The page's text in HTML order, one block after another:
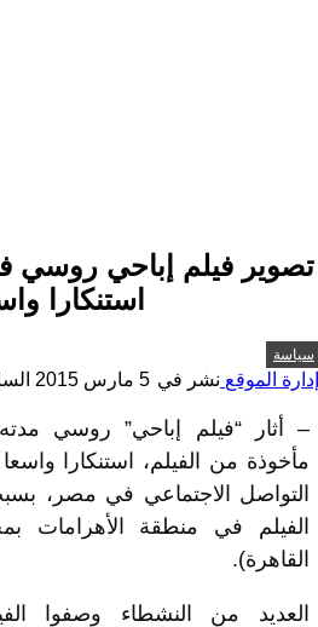
تصوير فيلم إباحي روسي
استنكارا
سياسة
إدارة الموقع نشر في 5 مارس 2015 الساعة 20 و 56 دقيقة
– أثار “فيلم إباحي” روسي
مأخوذة من الفيلم، استنكارا
التواصل الاجتماعي في مصر،
الفيلم في منطقة الأهرامات
القاهرة).
العديد من النشطاء وصفوا